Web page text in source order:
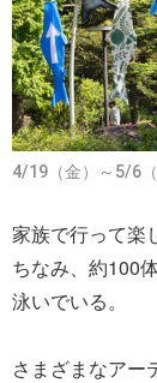
4/19（金）～5/6
家族で行って楽
ちなみ、約100
泳いでいる。
さまざまなアー